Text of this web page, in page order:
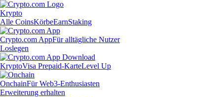
Krypto
Alle CoinsKörbeEarnStaking
Crypto.com AppFür alltägliche Nutzer
Loslegen
KryptoVisa Prepaid-KarteLevel Up
OnchainFür Web3-Enthusiasten
Erweiterung erhalten